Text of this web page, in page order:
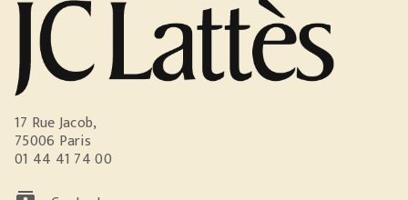
17 Rue Jacob,
75006 Paris
01 44 41 74 00